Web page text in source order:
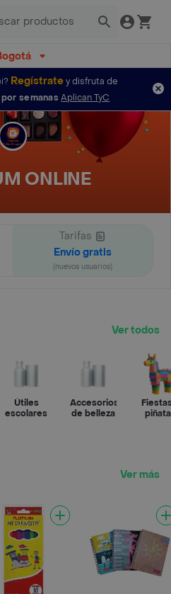
Regístratey disfruta de
semanas Aplican TyC
ONLINE
Tarifas
Envío gratis
(nuevos usuarios)
Ver todos
Útiles
escolares
Accesorios
de belleza
Ver más